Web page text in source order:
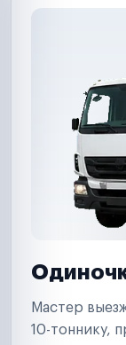
Мастер
10-тоннику,